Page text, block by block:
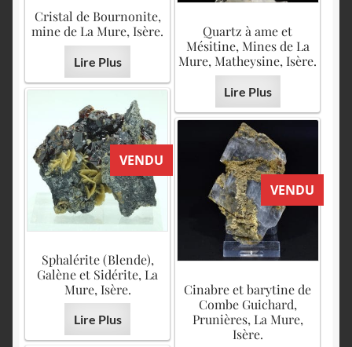
Cristal de Bournonite,
mine de La Mure, Isère.
Lire Plus
Quartz à ame et
Mésitine, Mines de La
Mure, Matheysine, Isère.
Lire Plus
VENDU
Sphalérite (Blende),
Galène et Sidérite, La
Mure, Isère.
Lire Plus
VENDU
Cinabre et barytine de
Combe Guichard,
Prunières, La Mure,
Isère.